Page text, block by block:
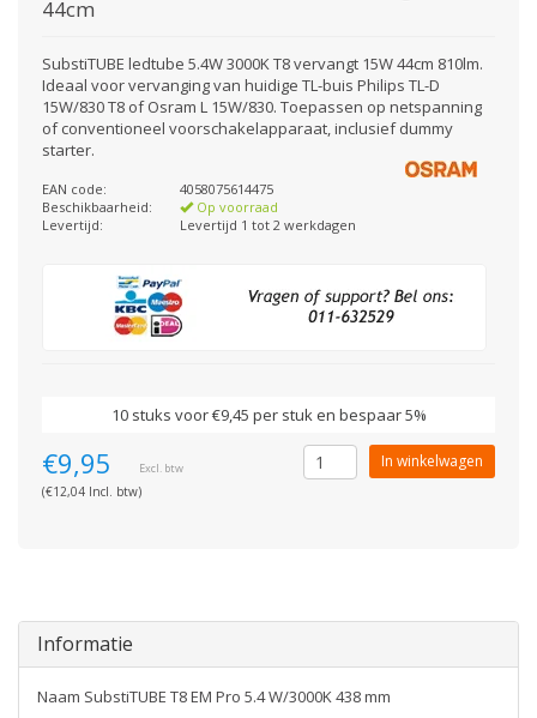
44cm
SubstiTUBE ledtube 5.4W 3000K T8 vervangt 15W 44cm 810lm.
Ideaal voor vervanging van huidige TL-buis Philips TL-D
15W/830 T8 of Osram L 15W/830. Toepassen op netspanning
of conventioneel voorschakelapparaat, inclusief dummy
starter.
EAN code:
4058075614475
Beschikbaarheid:
Op voorraad
Levertijd:
Levertijd 1 tot 2 werkdagen
10 stuks voor €9,45 per stuk en bespaar 5%
€9,95 Excl. btw
(€12,04 Incl. btw)
In winkelwagen
Informatie
Naam SubstiTUBE T8 EM Pro 5.4 W/3000K 438 mm